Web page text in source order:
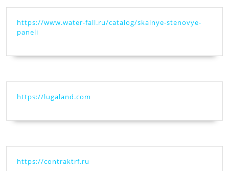
https://www.water-fall.ru/catalog/skalnye-stenovye-
paneli
https://lugaland.com
https://contraktrf.ru